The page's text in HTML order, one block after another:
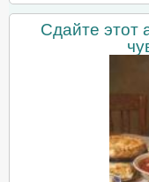
Сдайте этот